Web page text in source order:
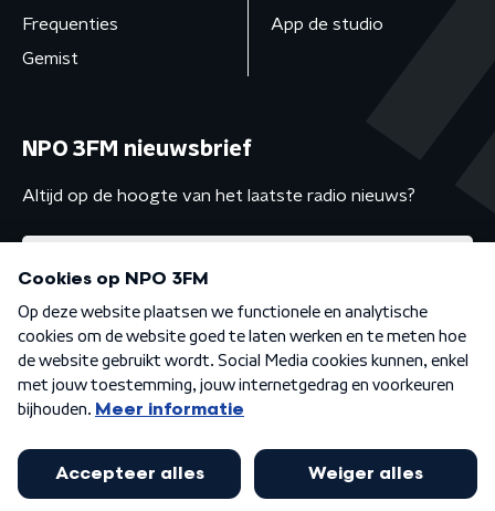
Frequenties
Gemist
App de studio
NPO 3FM nieuwsbrief
Altijd op de hoogte van het laatste radio nieuws?
Algemene voorwaarden Privacybeleid